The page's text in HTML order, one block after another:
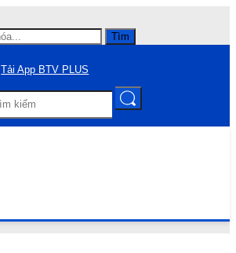
Tìm
Tải App BTV PLUS